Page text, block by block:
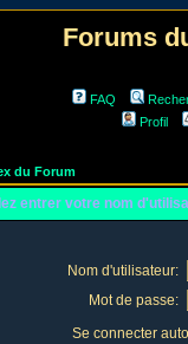
Forums
FAQ
Profil
du Forum
entrer votre nom
Nom d'utilisateur:
Mot de passe:
Se connecter